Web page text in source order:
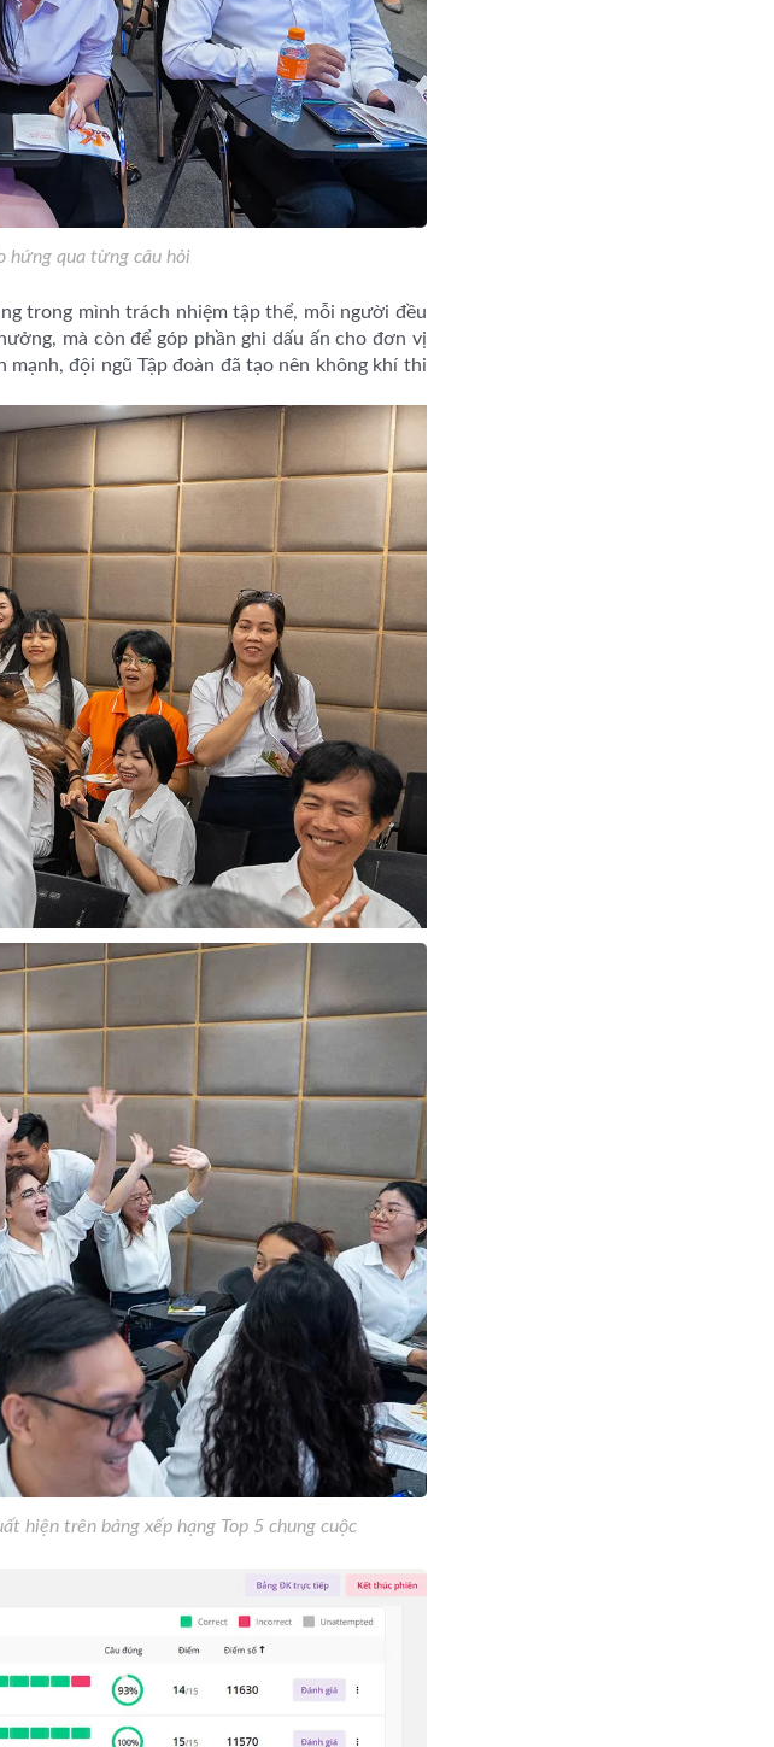
hứng qua từng câu hỏi
trong mình trách nhiệm tập thể, mỗi người đều
mà còn để góp phần ghi dấu ấn cho đơn vị
đội ngũ Tập đoàn đã tạo nên không khí thi
hiện trên bảng xếp hạng Top 5 chung cuộc